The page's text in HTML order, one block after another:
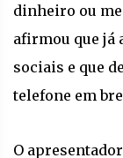
dinheiro ou
afirmou que já
sociais e que
telefone em
O